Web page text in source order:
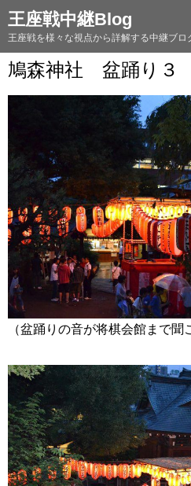
王座戦中継Blog
王座戦を様々な視点から詳解する中継ブロ
鳩森神社 盆踊り３
（盆踊りの音が将棋会館まで聞